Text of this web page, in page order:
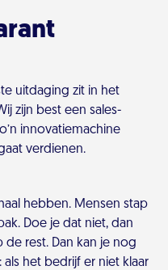
uitdaging zit in het
zijn best een sales-
innovatiemachine
verdienen.
hebben. Mensen stap
Doe je dat niet, dan
rest. Dan kan je nog
het bedrijf er niet klaar